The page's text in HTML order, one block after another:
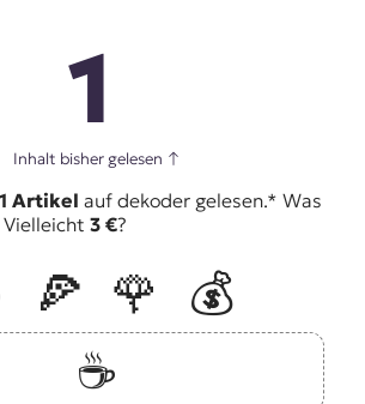
1
Inhalt bisher gelesen ↑
1 Artikel auf dekoder gelesen.* Was
3 €?
🍕 🌹
💰
☕️